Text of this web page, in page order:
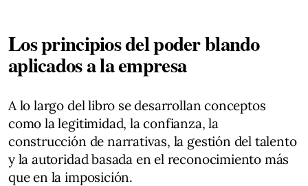
Los principios del poder blando
aplicados a la empresa
A lo largo del libro se desarrollan conceptos
como la legitimidad, la confianza, la
construcción de narrativas, la gestión del talento
y la autoridad basada en el reconocimiento más
que en la imposición.